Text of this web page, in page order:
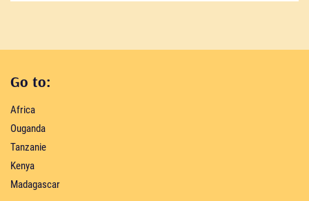
Go to:
Africa
Ouganda
Tanzanie
Kenya
Madagascar